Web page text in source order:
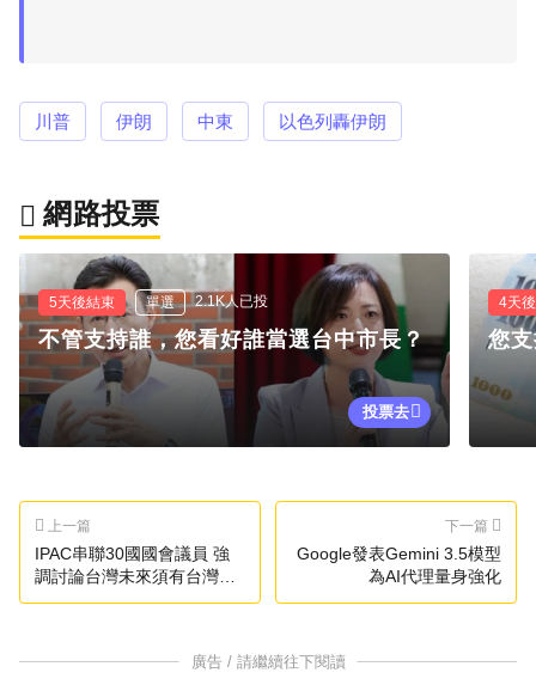
川普 伊朗 中東 以色列轟伊朗
網路投票
5天後結束 單選 2.1K人已投
不管支持誰，您看好誰當選台中市長？
投票去
4天
您
上一篇
IPAC串聯30國國會議員 強
調討論台灣未來須有台灣參
與
下一篇
Google發表Gemini 3.5模型
為AI代理量身強化
廣告 / 請繼續往下閱讀